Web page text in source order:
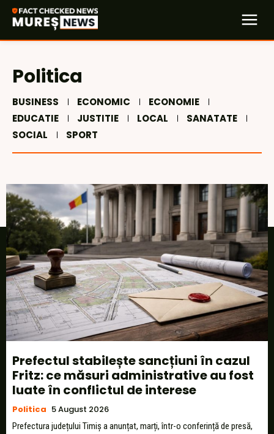
Politica
BUSINESS ECONOMIC
ECONOMIE
EDUCATIE
JUSTITIE LOCAL
SANATATE
SOCIAL
SPORT
Prefectul stabilește sancțiuni în cazul
Fritz: ce măsuri administrative au fost
luate în conflictul de interese
Politica 5 August 2026
Prefectura județului Timiș a anunțat, marți, într-o conferință de presă,